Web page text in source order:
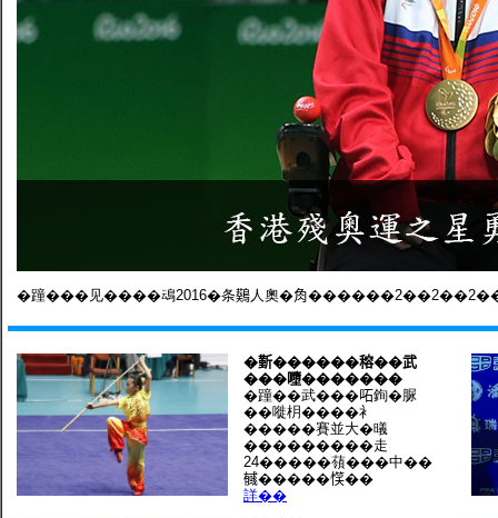
�蹱���见����䲰2016�条𪆴人奧
�𣂼������穃��武
���𡃏�������
�蹱��武���𠰴銁�脲
��嘥枂����衤
�����賽並大�㬢
���������走
24�����䕘���中��
𢒰�����𢞖��
詳��